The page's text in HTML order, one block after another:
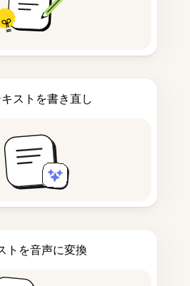
ストを書き直し
トを音声に変換